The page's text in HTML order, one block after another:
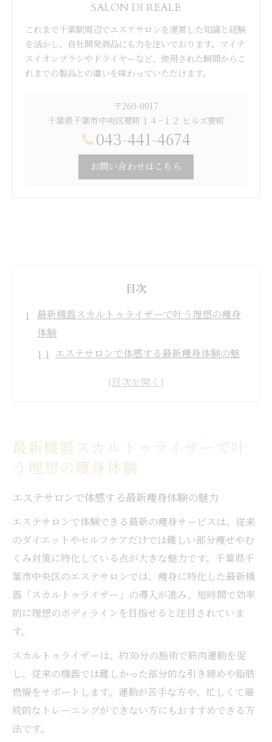
SALON DI REALE
これまで千葉駅周辺でエステサロンを運営した知識と経験
を活かし、自社開発商品にも力を注いでおります。マイナ
スイオンブラシやドライヤーなど、使用された瞬間からこ
れまでの製品との違いを味わっていただけます。
〒260-0017
千葉県千葉市中央区要町１４−１２ ヒルズ要町
043-441-4674
お問い合わせはこちら
目次
最新機器スカルトゥライザーで叶う理想の痩身
体験
エステサロンで体感する最新痩身体験の魅
び方
エステサロンで部分痩せを叶える最新技術
説
エステサロン選びで安心痩身への近道を探す
エステサロン選びで重視すべき安心ポイン
痩身経験者が語るエステサロンの選び方
最新痩身機器導入店を選ぶコツと注意点
エステサロンの比較で分かる満足度の違い
部分痩せを目指すなら最新痩身機器が強い味方
エステサロンで叶う部分痩せ最新機器体験
最新機器スカルトゥライザーで叶
う理想の痩身体験
エステサロンで体感する最新痩身体験の魅力
エステサロンで体験できる最新の痩身サービスは、従来
のダイエットやセルフケアだけでは難しい部分痩せやむ
くみ対策に特化している点が大きな魅力です。千葉県千
葉市中央区のエステサロンでは、痩身に特化した最新機
器「スカルトゥライザー」の導入が進み、短時間で効率
的に理想のボディラインを目指せると注目されていま
す。
スカルトゥライザーは、約30分の施術で筋肉運動を促
し、従来の機器では難しかった部分的な引き締めや脂肪
燃焼をサポートします。運動が苦手な方や、忙しくて継
続的なトレーニングができない方にもおすすめできる方
法です。